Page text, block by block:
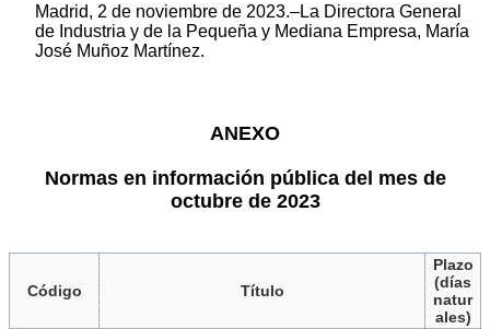
Madrid, 2 de noviembre de 2023.–La Directora General
de Industria y de la Pequeña y Mediana Empresa, María
José Muñoz Martínez.
ANEXO
Normas en información pública del mes de
octubre de 2023
Código Título
Plazo
(días
natur
ales)